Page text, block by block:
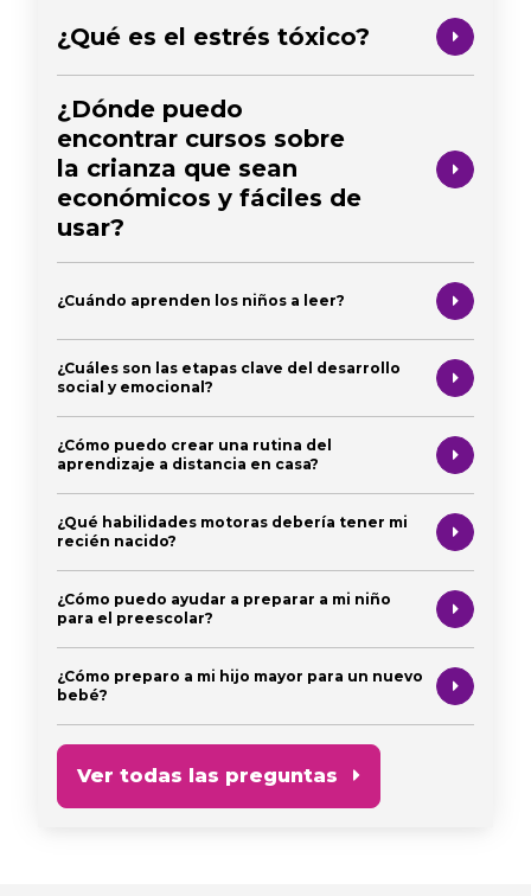
¿Qué es el estrés tóxico?
¿Dónde puedo
encontrar cursos sobre
la crianza que sean
económicos y fáciles de
usar?
¿Cuándo aprenden los niños a leer?
¿Cuáles son las etapas clave del desarrollo
social y emocional?
¿Cómo puedo crear una rutina del
aprendizaje a distancia en casa?
¿Qué habilidades motoras debería tener mi
recién nacido?
¿Cómo puedo ayudar a preparar a mi niño
para el preescolar?
¿Cómo preparo a mi hijo mayor para un nuevo
bebé?
Ver todas las preguntas